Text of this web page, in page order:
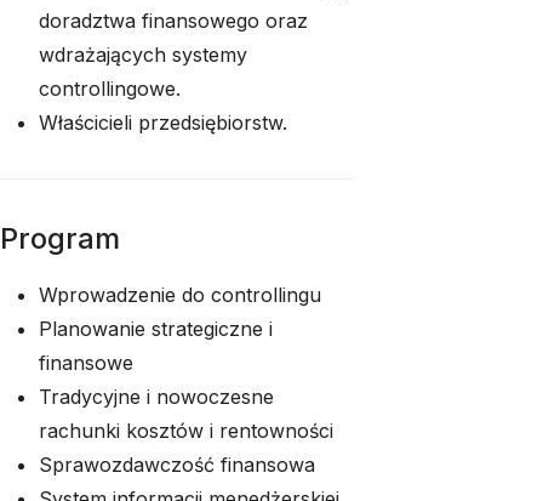
doradztwa finansowego oraz
wdrażających systemy
controllingowe.
Właścicieli przedsiębiorstw.
Program
Wprowadzenie do controllingu
Planowanie strategiczne i
finansowe
Tradycyjne i nowoczesne
rachunki kosztów i rentowności
Sprawozdawczość finansowa